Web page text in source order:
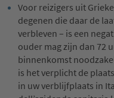
Voor reizigers uit
degenen die daar de
verbleven – is een
ouder mag zijn dan 72
binnenkomst
is het verplicht de
in uw verblijfplaats in